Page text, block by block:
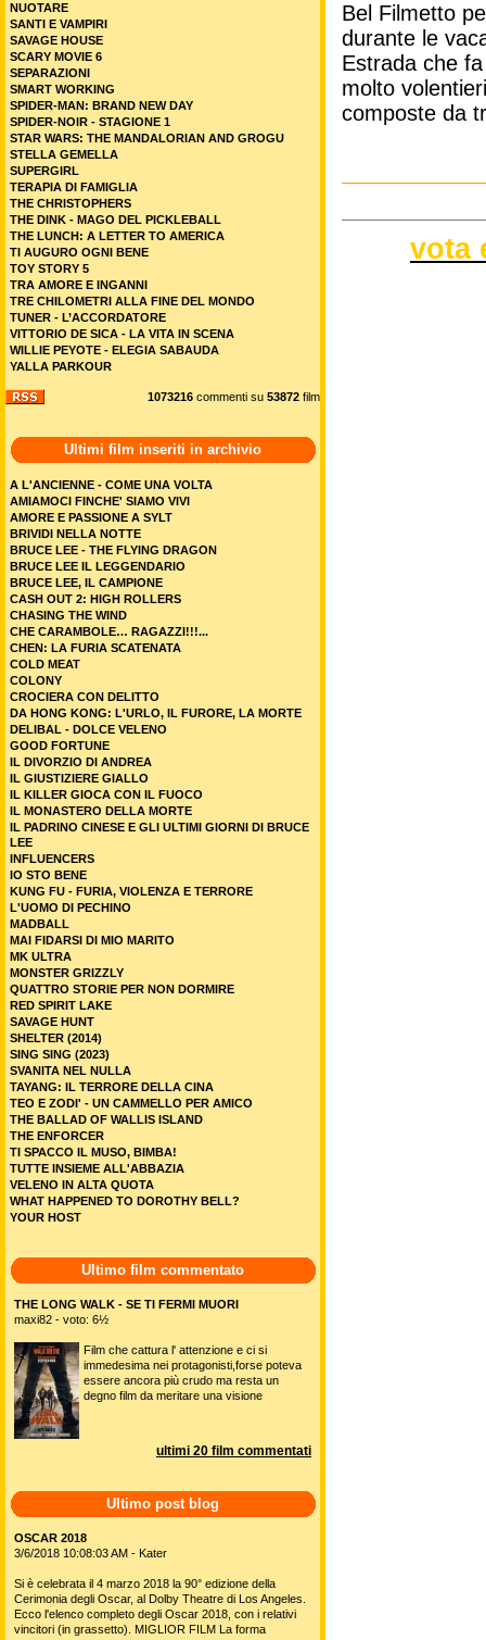
Bel Filmetto
durante le
Estrada che
molto
composte da
vota
NUOTARE
SANTI E VAMPIRI
SAVAGE HOUSE
SCARY MOVIE 6
SEPARAZIONI
SMART WORKING
SPIDER-MAN: BRAND NEW DAY
SPIDER-NOIR - STAGIONE 1
STAR WARS: THE MANDALORIAN AND GROGU
STELLA GEMELLA
SUPERGIRL
TERAPIA DI FAMIGLIA
THE CHRISTOPHERS
THE DINK - MAGO DEL PICKLEBALL
THE LUNCH: A LETTER TO AMERICA
TI AUGURO OGNI BENE
TOY STORY 5
TRA AMORE E INGANNI
TRE CHILOMETRI ALLA FINE DEL MONDO
TUNER - L’ACCORDATORE
VITTORIO DE SICA - LA VITA IN SCENA
WILLIE PEYOTE - ELEGIA SABAUDA
YALLA PARKOUR
1073216 commenti su 53872 film
Ultimi film inseriti in archivio
A L'ANCIENNE - COME UNA VOLTA
AMIAMOCI FINCHE' SIAMO VIVI
AMORE E PASSIONE A SYLT
BRIVIDI NELLA NOTTE
BRUCE LEE - THE FLYING DRAGON
BRUCE LEE IL LEGGENDARIO
BRUCE LEE, IL CAMPIONE
CASH OUT 2: HIGH ROLLERS
CHASING THE WIND
CHE CARAMBOLE… RAGAZZI!!!...
CHEN: LA FURIA SCATENATA
COLD MEAT
COLONY
CROCIERA CON DELITTO
DA HONG KONG: L'URLO, IL FURORE, LA MORTE
DELIBAL - DOLCE VELENO
GOOD FORTUNE
IL DIVORZIO DI ANDREA
IL GIUSTIZIERE GIALLO
IL KILLER GIOCA CON IL FUOCO
IL MONASTERO DELLA MORTE
IL PADRINO CINESE E GLI ULTIMI GIORNI DI BRUCE
LEE
INFLUENCERS
IO STO BENE
KUNG FU - FURIA, VIOLENZA E TERRORE
L'UOMO DI PECHINO
MADBALL
MAI FIDARSI DI MIO MARITO
MK ULTRA
MONSTER GRIZZLY
QUATTRO STORIE PER NON DORMIRE
RED SPIRIT LAKE
SAVAGE HUNT
SHELTER (2014)
SING SING (2023)
SVANITA NEL NULLA
TAYANG: IL TERRORE DELLA CINA
TEO E ZODI' - UN CAMMELLO PER AMICO
THE BALLAD OF WALLIS ISLAND
THE ENFORCER
TI SPACCO IL MUSO, BIMBA!
TUTTE INSIEME ALL'ABBAZIA
VELENO IN ALTA QUOTA
WHAT HAPPENED TO DOROTHY BELL?
YOUR HOST
Ultimo film commentato
THE LONG WALK - SE TI FERMI MUORI
maxi82 - voto: 6½
Film che cattura l' attenzione e ci si
immedesima nei protagonisti,forse poteva
essere ancora più crudo ma resta un
degno film da meritare una visione
ultimi 20 film commentati
Ultimo post blog
OSCAR 2018
3/6/2018 10:08:03 AM - Kater
Si è celebrata il 4 marzo 2018 la 90° edizione della
Cerimonia degli Oscar, al Dolby Theatre di Los Angeles.
Ecco l'elenco completo degli Oscar 2018, con i relativi
vincitori (in grassetto). MIGLIOR FILM La forma